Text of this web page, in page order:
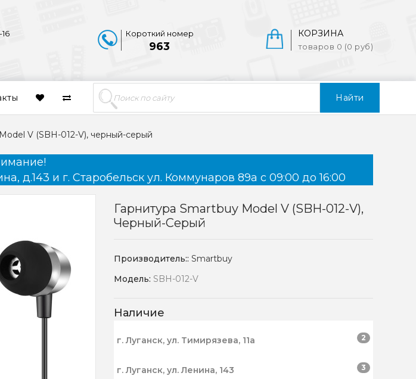
Найти
КОРЗИНА
товаров 0 (0 руб)
Короткий номер
963
V (SBH-012-V), черный-серый
д.143 и г. Старобельск ул. Коммунаров 89а с 09:00 до 16:00
Гарнитура Smartbuy Model V (SBH-012-V),
Черный-Серый
Производитель::Smartbuy
Модель: SBH-012-V
Наличие
г. Луганск, ул. Тимирязева, 11а 2
г. Луганск, ул. Ленина, 143 3